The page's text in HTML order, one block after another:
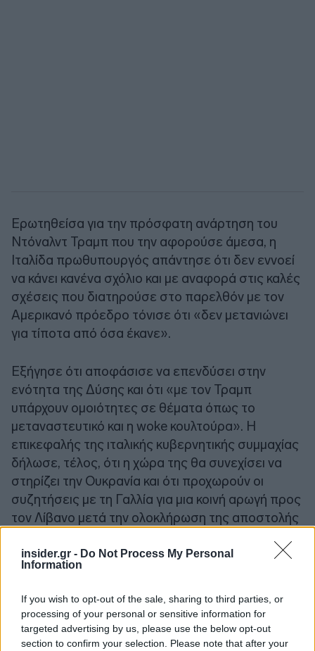
insider.gr - Do Not Process My Personal
Information
If you wish to opt-out of the sale, sharing to third parties, or
processing of your personal or sensitive information for
targeted advertising by us, please use the below opt-out
section to confirm your selection. Please note that after your
Ερωτηθείσα για την πρόσφατη ανάρτηση του
Ντόναλντ Τραμπ που την αφορούσε άμεσα, η
Ιταλίδα πρωθυπουργός απάντησε ότι δεν εννοεί
να κάνει κανένα σχόλιο και με αναφορά στις καλές
σχέσεις που διατηρούσε στο παρελθόν με τον
Αμερικανό πρόεδρο τόνισε ότι «δεν μετανιώνει
για τίποτα από όσα έκανε».
Εξήγησε ότι αποφάσισε να επενδύσει στην
ενότητα της Δύσης και ότι «με τον Τραμπ
υπάρχουν ομοιότητες σε θέματα όπως το
μεταναστευτικό και η woke κουλτούρα». H
επικεφαλής της ιταλικής κυβερνητικής συμμαχίας
δήλωσε, τέλος, ότι η χώρα της θα συνεχίσει να
στηρίζει την Ουκρανία και ότι προχωρούν οι
συζητήσεις με τη Γαλλία για μια κοινή αρωγή προς
τον Λίβανο μετά την ολοκλήρωση της αποστολής
Πηγή: ΑΠΕ-ΜΠΕ